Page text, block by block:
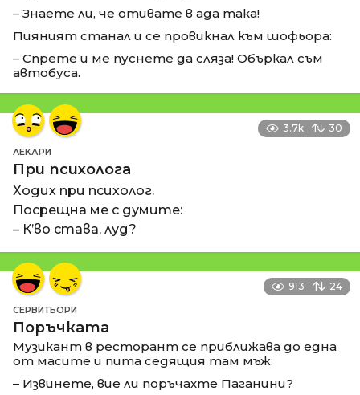
– Знаете ли, че отивате в ада така!
Пияният станал и се провикнал към шофьора:
– Спрете и ме пуснете да сляза! Объркал съм
автобуса.
3.7k 30
ЛЕКАРИ
При психолога
Ходих при психолог.
Посрещна ме с думите:
– К’во става, луд?
913 24
СЕРВИТЬОРИ
Поръчката
Музикант в ресторант се приближава до една
от масите и пита седящия там мъж:
– Извинете, вие ли поръчахте Паганини?